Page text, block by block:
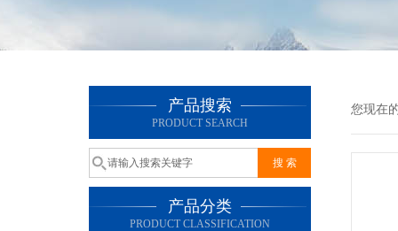
产品搜索
PRODUCT SEARCH
产品分类
PRODUCT CLASSIFICATION
您现在